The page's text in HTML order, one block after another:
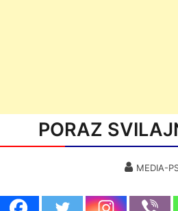
PORAZ
MEDIA-